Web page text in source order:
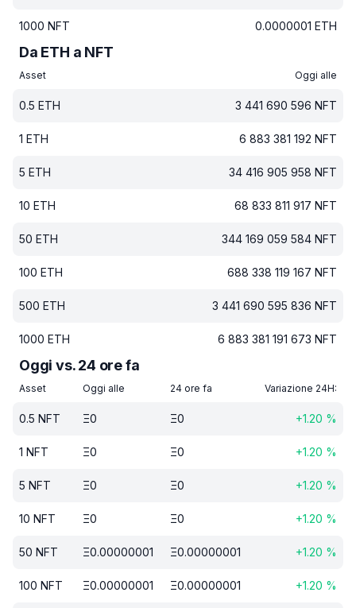
1000 NFT 0.0000001 ETH
Da ETH a NFT
Asset Oggi alle
0.5 ETH 3 441 690 596 NFT
1 ETH 6 883 381 192 NFT
5 ETH 34 416 905 958 NFT
10 ETH 68 833 811 917 NFT
50 ETH 344 169 059 584 NFT
100 ETH 688 338 119 167 NFT
500 ETH 3 441 690 595 836 NFT
1000 ETH 6 883 381 191 673 NFT
Oggi vs. 24 ore fa
Asset Oggi alle 24 ore fa Variazione 24H:
0.5 NFT Ξ0 Ξ0 +1.20 %
1 NFT Ξ0 Ξ0 +1.20 %
5 NFT Ξ0 Ξ0 +1.20 %
10 NFT Ξ0 Ξ0 +1.20 %
50 NFT Ξ0.00000001 Ξ0.00000001 +1.20 %
100 NFT Ξ0.00000001 Ξ0.00000001 +1.20 %